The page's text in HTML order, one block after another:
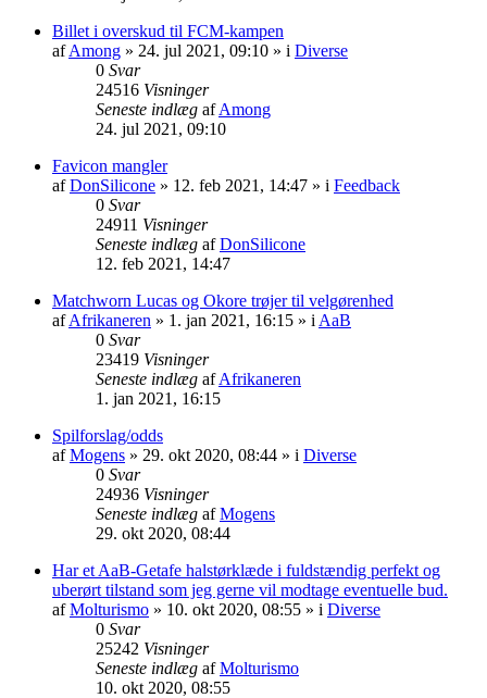
Billet i overskud til FCM-kampen
afAmong » 24. jul 2021, 09:10 » i Diverse
0 Svar
24516 Visninger
Seneste indlæg afAmong
24. jul 2021, 09:10
Favicon mangler
afDonSilicone » 12. feb 2021, 14:47 » i Feedback
0 Svar
24911 Visninger
Seneste indlæg afDonSilicone
12. feb 2021, 14:47
Matchworn Lucas og Okore trøjer til velgørenhed
afAfrikaneren » 1. jan 2021, 16:15 » i AaB
0 Svar
23419 Visninger
Seneste indlæg afAfrikaneren
1. jan 2021, 16:15
Spilforslag/odds
afMogens » 29. okt 2020, 08:44 » i Diverse
0 Svar
24936 Visninger
Seneste indlæg afMogens
29. okt 2020, 08:44
Har et AaB-Getafe halstørklæde i fuldstændig perfekt og
uberørt tilstand som jeg gerne vil modtage eventuelle bud.
afMolturismo » 10. okt 2020, 08:55 » i Diverse
0 Svar
25242 Visninger
Seneste indlæg afMolturismo
10. okt 2020, 08:55